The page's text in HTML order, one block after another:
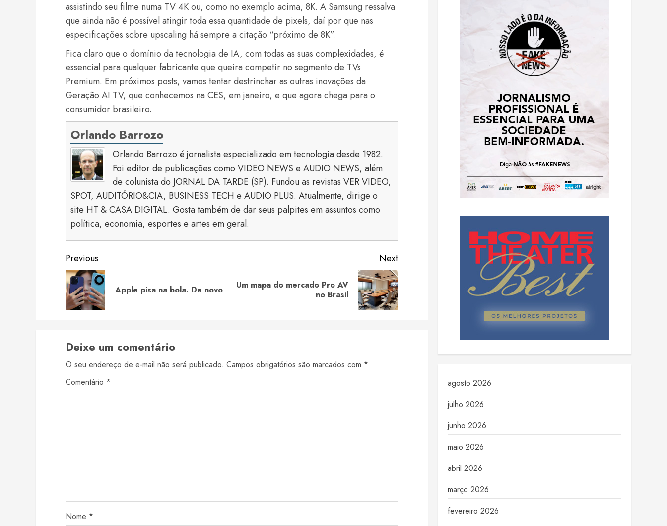
assistindo seu filme numa TV 4K ou, como no exemplo acima, 8K. A Samsung ressalva
que ainda não é possível atingir toda essa quantidade de pixels, daí por que nas
especificações sobre upscaling há sempre a citação “próximo de 8K”.
Fica claro que o domínio da tecnologia de IA, com todas as suas complexidades, é
essencial para qualquer fabricante que queira competir no segmento de TVs
Premium. Em próximos posts, vamos tentar destrinchar as outras inovações da
Geração AI TV, que conhecemos na CES, em janeiro, e que agora chega para o
consumidor brasileiro.
Orlando Barrozo
Orlando Barrozo é jornalista especializado em tecnologia desde 1982.
Foi editor de publicações como VIDEO NEWS e AUDIO NEWS, além
de colunista do JORNAL DA TARDE (SP). Fundou as revistas VER VIDEO,
SPOT, AUDITÓRIO&CIA, BUSINESS TECH e AUDIO PLUS. Atualmente, dirige o
site HT & CASA DIGITAL. Gosta também de dar seus palpites em assuntos como
política, economia, esportes e artes em geral.
Continue
Reading
Previous
Previous
Apple pisa na bola. De novo
Next
Next
Um mapa do mercado Pro AV
no Brasil
Deixe um comentário
O seu endereço de e-mail não será publicado. Campos obrigatórios são marcados com *
Comentário *
Nome *
agosto 2026
julho 2026
junho 2026
maio 2026
abril 2026
março 2026
fevereiro 2026